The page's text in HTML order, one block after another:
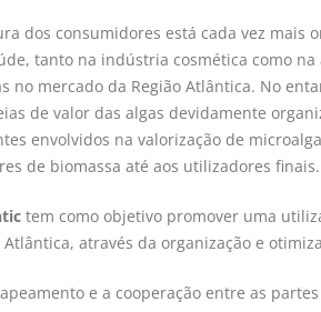
dos consumidores está cada vez
tanto na indústria cosmética como
no mercado da Região Atlântica. No
de valor das algas devidamente
envolvidos na valorização de
de biomassa até aos utilizadores finais.
tem como objetivo promover uma
através da organização e
e a cooperação entre as